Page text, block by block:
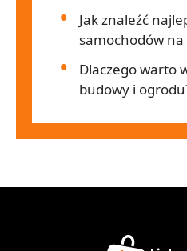
Jak znaleźć
samochodów
Dlaczego warto
budowy i